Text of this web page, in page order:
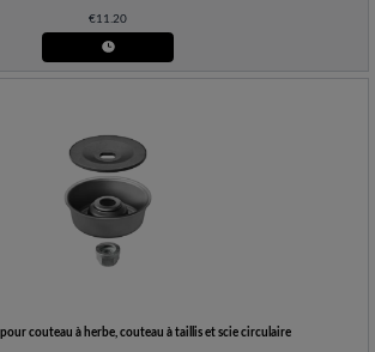
€11.20
pour couteau à herbe, couteau à taillis et scie circulaire